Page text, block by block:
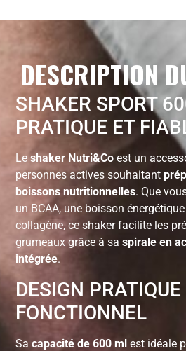
DESCRIPTION
SHAKER SPORT
PRATIQUE ET
Leshaker Nutri&Co est un
personnes actives souhaitant
boissons nutritionnelles. Que
un BCAA, une boisson
collagène, ce shaker facilite les
grumeaux grâce à saspirale en
intégrée.
DESIGN PRATIQUE
FONCTIONNEL
Sacapacité de 600 ml est idéale